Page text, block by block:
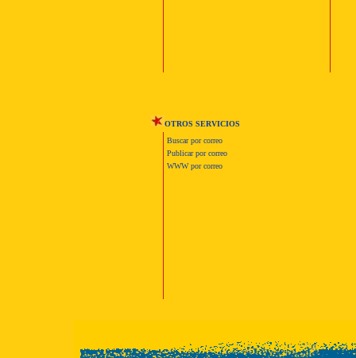
OTROS SERVICIOS
Buscar por correo
Publicar por correo
WWW por correo